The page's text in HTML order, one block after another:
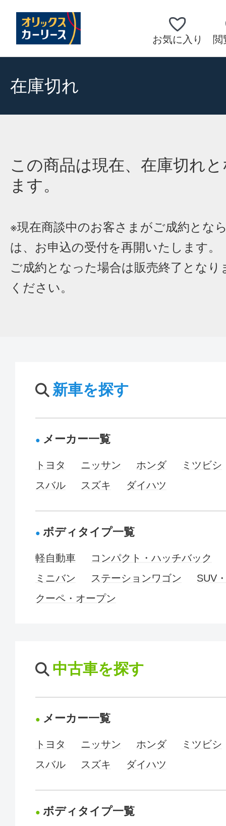
お気に入り 閲
在庫切れ
この商品は現在、在庫切れ
ます。
※現在商談中のお客さまがご成約とな
は、お申込の受付を再開いたします。
ご成約となった場合は販売終了となり
ください。
新車を探す
メーカー一覧
トヨタ ニッサン ホンダ
ミツビシ
スバル
スズキ ダイハツ
ボディタイプ一覧
軽自動車
コンパクト・ハッチバック
ミニバン
ステーションワゴン
SUV
クーペ・オープン
中古車を探す
メーカー一覧
トヨタ ニッサン ホンダ
ミツビシ
スバル
スズキ ダイハツ
ボディタイプ一覧